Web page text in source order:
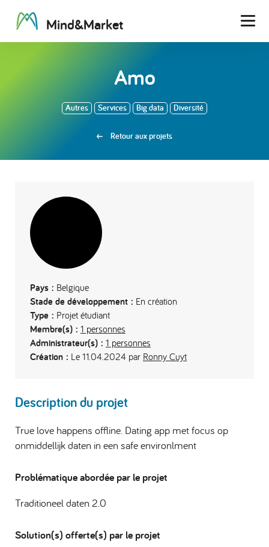
Mind&Market
Amo
Autres Services Big data Diversité
Retour aux projets
Pays : Belgique
Stade de développement : En création
Type : Projet étudiant
Membre(s) : 1 personnes
Administrateur(s) : 1 personnes
Création : Le 11.04.2024 par Ronny Cuyt
Description du projet
True love happens offline. Dating app met focus op
onmiddellijk daten in een safe environlment
Problématique abordée par le projet
Traditioneel daten 2.0
Solution(s) offerte(s) par le projet